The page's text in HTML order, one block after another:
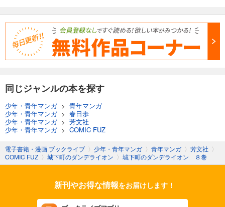
同じジャンルの本を探す
少年・青年マンガ> 青年マンガ
少年・青年マンガ> 春日歩
少年・青年マンガ> 芳文社
少年・青年マンガ> COMIC FUZ
電子書籍・漫画 ブックライブ 〉 少年・青年マンガ 〉 青年マンガ 〉 芳文社 〉
COMIC FUZ 〉 城下町のダンデライオン 〉 城下町のダンデライオン ８巻
新刊やお得な情報をお届けします！